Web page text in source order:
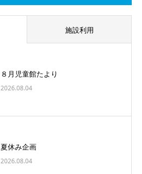
施設利用
８月児童館たより
2026.08.04
夏休み企画
2026.08.04